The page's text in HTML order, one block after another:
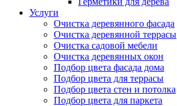
Услуги
Очистка деревянного фасада
Очистка деревянной террасы
Очистка садовой мебели
Очистка деревянных окон
Подбор цвета фасада дома
Подбор цвета для террасы
Подбор цвета стен и потолка
Подбор цвета для паркета